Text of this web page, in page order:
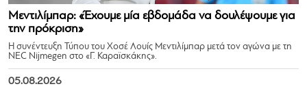
Μεντιλίμπαρ: «Έχουμε μία εβδομάδα να δουλέψουμε για
την πρόκριση»
Η συνέντευξη Τύπου του Χοσέ Λουίς Μεντιλίμπαρ μετά τον αγώνα με τη
NEC Nijmegen στο «Γ. Καραϊσκάκης».
05.08.2026